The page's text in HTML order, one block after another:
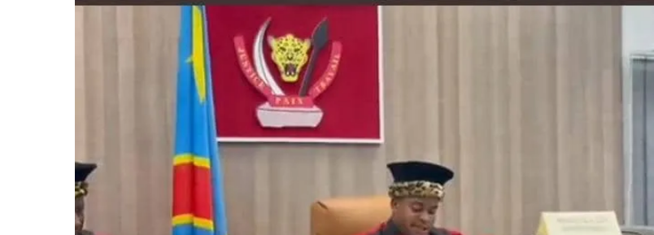
soutien de l’Afrique